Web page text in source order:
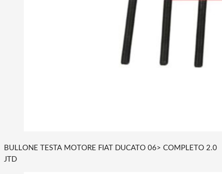
BULLONE TESTA MOTORE FIAT DUCATO 06> COMPLETO 2.0
JTD